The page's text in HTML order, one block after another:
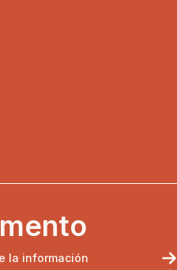
la información